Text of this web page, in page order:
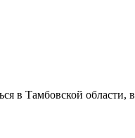
в Тамбовской области,